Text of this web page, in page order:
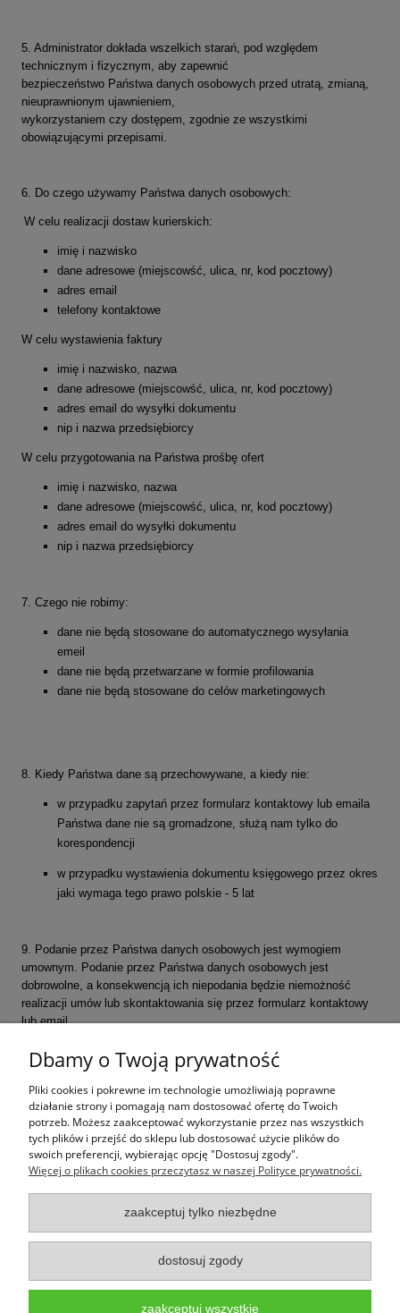
5. Administrator dokłada wszelkich starań, pod względem
technicznym i fizycznym, aby zapewnić
bezpieczeństwo Państwa danych osobowych przed utratą, zmianą,
nieuprawnionym ujawnieniem,
wykorzystaniem czy dostępem, zgodnie ze wszystkimi
obowiązującymi przepisami.
6. Do czego używamy Państwa danych osobowych:
W celu realizacji dostaw kurierskich:
imię i nazwisko
dane adresowe (miejscowść, ulica, nr, kod pocztowy)
adres email
telefony kontaktowe
W celu wystawienia faktury
imię i nazwisko, nazwa
dane adresowe (miejscowść, ulica, nr, kod pocztowy)
adres email do wysyłki dokumentu
nip i nazwa przedsiębiorcy
W celu przygotowania na Państwa prośbę ofert
imię i nazwisko, nazwa
dane adresowe (miejscowść, ulica, nr, kod pocztowy)
adres email do wysyłki dokumentu
nip i nazwa przedsiębiorcy
7. Czego nie robimy:
dane nie będą stosowane do automatycznego wysyłania
emeil
dane nie będą przetwarzane w formie profilowania
dane nie będą stosowane do celów marketingowych
8. Kiedy Państwa dane są przechowywane, a kiedy nie:
w przypadku zapytań przez formularz kontaktowy lub emaila
Państwa dane nie są gromadzone, służą nam tylko do
korespondencji
w przypadku wystawienia dokumentu księgowego przez okres
jaki wymaga tego prawo polskie - 5 lat
9. Podanie przez Państwa danych osobowych jest wymogiem
umownym. Podanie przez Państwa danych osobowych jest
dobrowolne, a konsekwencją ich niepodania będzie niemożność
realizacji umów lub skontaktowania się przez formularz kontaktowy
lub email
Jak kupować
Pomoc
Informacje
Wpark.pl to marka należąca do firmy PALEPA design,
353,www.wpark.pl,e-mail:sklep@wpark.pl
Dbamy o Twoją prywatność
Pliki cookies i pokrewne im technologie umożliwiają poprawne
działanie strony i pomagają nam dostosować ofertę do Twoich
potrzeb. Możesz zaakceptować wykorzystanie przez nas wszystkich
tych plików i przejść do sklepu lub dostosować użycie plików do
swoich preferencji, wybierając opcję "Dostosuj zgody".
Więcej o plikach cookies przeczytasz w naszej Polityce prywatności.
zaakceptuj tylko niezbędne
dostosuj zgody
zaakceptuj wszystkie